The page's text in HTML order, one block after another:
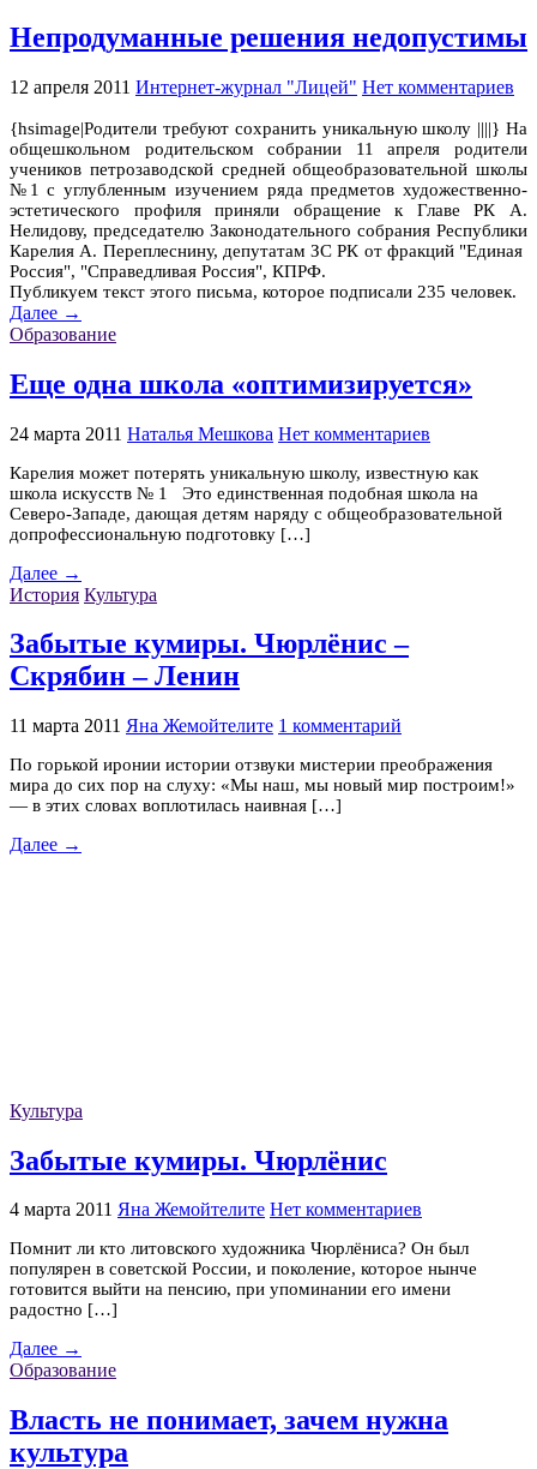
Непродуманные решения недопустимы
12 апреля 2011 Интернет-журнал "Лицей" Нет комментариев
{hsimage|Родители требуют сохранить уникальную школу ||||} На
общешкольном родительском собрании 11 апреля родители
учеников петрозаводской средней общеобразовательной школы
№1 с углубленным изучением ряда предметов художественно-
эстетического профиля приняли обращение к Главе РК А.
Нелидову, председателю Законодательного собрания Республики
Карелия А. Переплеснину, депутатам ЗС РК от фракций "Единая
Россия", "Справедливая Россия", КПРФ.
Публикуем текст этого письма, которое подписали 235 человек.
Далее →
Образование
Еще одна школа «оптимизируется»
24 марта 2011 Наталья Мешкова Нет комментариев
Карелия может потерять уникальную школу, известную как
школа искусств № 1 Это единственная подобная школа на
Северо-Западе, дающая детям наряду с общеобразовательной
допрофессиональную подготовку […]
Далее →
История Культура
Забытые кумиры. Чюрлёнис –
Скрябин – Ленин
11 марта 2011 Яна Жемойтелите 1 комментарий
По горькой иронии истории отзвуки мистерии преображения
мира до сих пор на слуху: «Мы наш, мы новый мир построим!»
— в этих словах воплотилась наивная […]
Далее →
Культура
Забытые кумиры. Чюрлёнис
4 марта 2011 Яна Жемойтелите Нет комментариев
Помнит ли кто литовского художника Чюрлёниса? Он был
популярен в советской России, и поколение, которое нынче
готовится выйти на пенсию, при упоминании его имени
радостно […]
Далее →
Образование
Власть не понимает, зачем нужна
культура